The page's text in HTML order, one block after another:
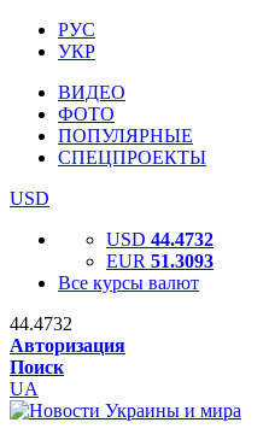
РУС
УКР
ВИДЕО
ФОТО
ПОПУЛЯРНЫЕ
СПЕЦПРОЕКТЫ
USD
USD 44.4732
EUR 51.3093
Все курсы валют
44.4732
Авторизация
Поиск
UA